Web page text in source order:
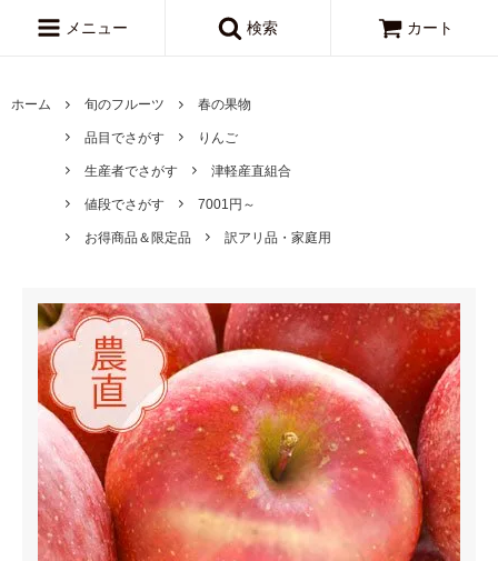
メニュー 検索 カート
ホーム 旬のフルーツ 春の果物
品目でさがす りんご
生産者でさがす 津軽産直組合
値段でさがす 7001円～
お得商品＆限定品 訳アリ品・家庭用